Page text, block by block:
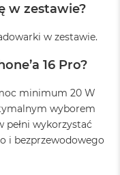
w zestawie?
w zestawie.
16 Pro?
minimum 20 W
wyborem
pełni wykorzystać
i bezprzewodowego